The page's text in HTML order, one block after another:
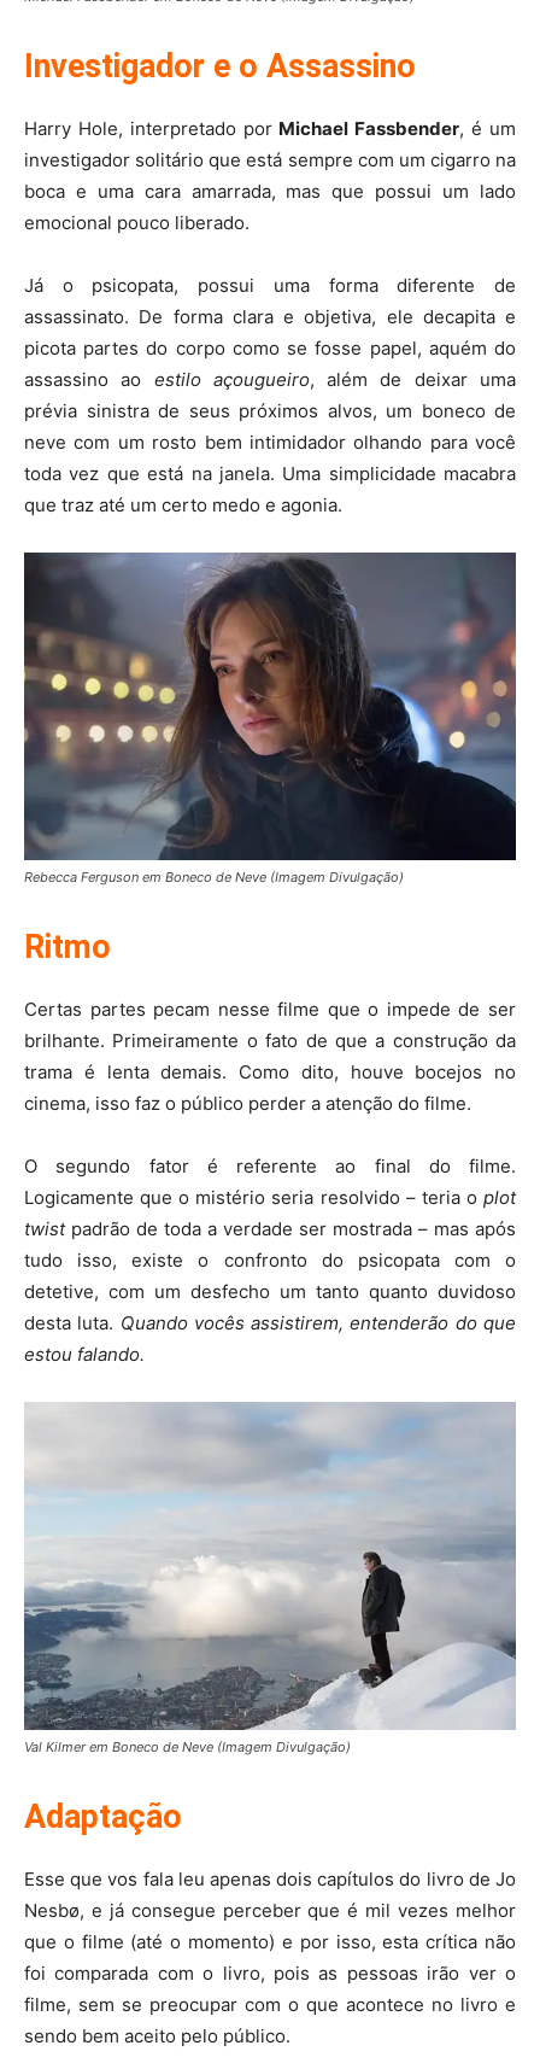
Investigador e o Assassino
Harry Hole, interpretado por Michael Fassbender, é um
investigador solitário que está sempre com um cigarro na
boca e uma cara amarrada, mas que possui um lado
emocional pouco liberado.
Já o psicopata, possui uma forma diferente de
assassinato. De forma clara e objetiva, ele decapita e
picota partes do corpo como se fosse papel, aquém do
assassino ao estilo açougueiro, além de deixar uma
prévia sinistra de seus próximos alvos, um boneco de
neve com um rosto bem intimidador olhando para você
toda vez que está na janela. Uma simplicidade macabra
que traz até um certo medo e agonia.
Rebecca Ferguson em Boneco de Neve (Imagem Divulgação)
Ritmo
Certas partes pecam nesse filme que o impede de ser
brilhante. Primeiramente o fato de que a construção da
trama é lenta demais. Como dito, houve bocejos no
cinema, isso faz o público perder a atenção do filme.
O segundo fator é referente ao final do filme.
Logicamente que o mistério seria resolvido – teria o plot
twistpadrão de toda a verdade ser mostrada – mas após
tudo isso, existe o confronto do psicopata com o
detetive, com um desfecho um tanto quanto duvidoso
desta luta. Quando vocês assistirem, entenderão do que
estou falando.
Val Kilmer em Boneco de Neve (Imagem Divulgação)
Adaptação
Esse que vos fala leu apenas dois capítulos do livro de Jo
Nesbø, e já consegue perceber que é mil vezes melhor
que o filme (até o momento) e por isso, esta crítica não
foi comparada com o livro, pois as pessoas irão ver o
filme, sem se preocupar com o que acontece no livro e
sendo bem aceito pelo público.